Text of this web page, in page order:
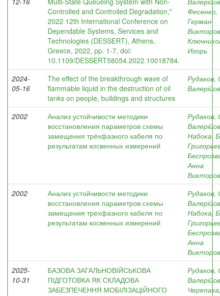
Controlled and Controlled Degradation,"
2022 12th International Conference on
Dependable Systems, Services and
Technologies (DESSERT), Athens,
Greece, 2022, pp. 1-7, doi:
10.1109/DESSERT58054.2022.10018784.
Фесенко,
Герман
Игорь
2024-
05-16
The effect of the breakthrough wave of
flammable liquid in the destruction of oil
tanks on people, buildings and structures
Рудаков,
2002
Анализ устойчивости методики
восстановления параметров схемы
замещения трёхфазного кабеля по
результатам косвенных измерений
Рудаков,
Набока,
Анна
2002
Анализ устойчивости методики
восстановления параметров схемы
замещения трехфазного кабеля по
результатам косвенных измерений
Рудаков,
Набока,
Анна
2025-
10-31
БАЗОВА ЗАГАЛЬНОВІЙСЬКОВА
ПІДГОТОВКА ЯК СКЛАДОВА
ЗАБЕЗПЕЧЕННЯ МОБІЛІЗАЦІЙНОГО
Рудаков,